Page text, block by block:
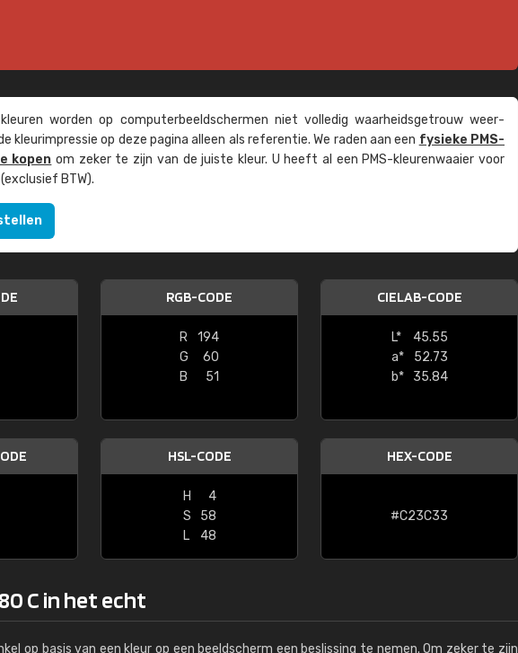
kleuren worden op computer­beeld­schermen niet volledig waarheids­­getrouw weer­
kleur­impressie op deze pagina alleen als referentie. We raden aan een fysieke PMS-
kopen om zeker te zijn van de juiste kleur. U heeft al een PMS-kleuren­waaier voor
(exclusief BTW).
RGB-CODE
R
194
G
60
B
51
CIELAB-CODE
L*
45.55
a*
52.73
b*
35.84
HSL-CODE
H
4
S
58
L
48
HEX-CODE
#C23C33
C in het echt
op basis van een kleur op een beeldscherm een beslissing te nemen. Om zeker te zijn
"Super snelle service en zeer betaalbaar!"